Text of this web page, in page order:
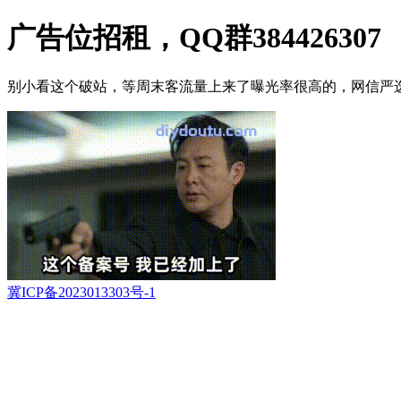
广告位招租，QQ群384426307
别小看这个破站，等周末客流量上来了曝光率很高的，网信严
冀ICP备2023013303号-1